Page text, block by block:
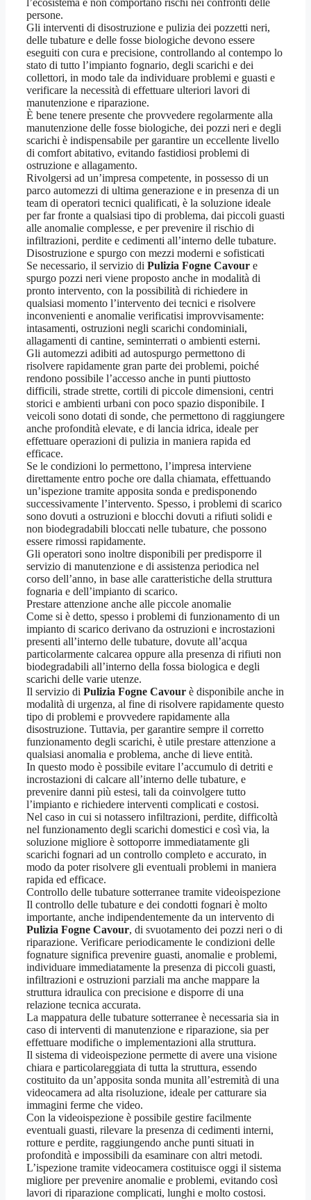
l’ecosistema e non comportano rischi nei confronti delle
persone.
Gli interventi di disostruzione e pulizia dei pozzetti neri,
delle tubature e delle fosse biologiche devono essere
eseguiti con cura e precisione, controllando al contempo lo
stato di tutto l’impianto fognario, degli scarichi e dei
collettori, in modo tale da individuare problemi e guasti e
verificare la necessità di effettuare ulteriori lavori di
manutenzione e riparazione.
È bene tenere presente che provvedere regolarmente alla
manutenzione delle fosse biologiche, dei pozzi neri e degli
scarichi è indispensabile per garantire un eccellente livello
di comfort abitativo, evitando fastidiosi problemi di
ostruzione e allagamento.
Rivolgersi ad un’impresa competente, in possesso di un
parco automezzi di ultima generazione e in presenza di un
team di operatori tecnici qualificati, è la soluzione ideale
per far fronte a qualsiasi tipo di problema, dai piccoli guasti
alle anomalie complesse, e per prevenire il rischio di
infiltrazioni, perdite e cedimenti all’interno delle tubature.
Disostruzione e spurgo con mezzi moderni e sofisticati
Se necessario, il servizio di Pulizia Fogne Cavour e
spurgo pozzi neri viene proposto anche in modalità di
pronto intervento, con la possibilità di richiedere in
qualsiasi momento l’intervento dei tecnici e risolvere
inconvenienti e anomalie verificatisi improvvisamente:
intasamenti, ostruzioni negli scarichi condominiali,
allagamenti di cantine, seminterrati o ambienti esterni.
Gli automezzi adibiti ad autospurgo permettono di
risolvere rapidamente gran parte dei problemi, poiché
rendono possibile l’accesso anche in punti piuttosto
difficili, strade strette, cortili di piccole dimensioni, centri
storici e ambienti urbani con poco spazio disponibile. I
veicoli sono dotati di sonde, che permettono di raggiungere
anche profondità elevate, e di lancia idrica, ideale per
effettuare operazioni di pulizia in maniera rapida ed
efficace.
Se le condizioni lo permettono, l’impresa interviene
direttamente entro poche ore dalla chiamata, effettuando
un’ispezione tramite apposita sonda e predisponendo
successivamente l’intervento. Spesso, i problemi di scarico
sono dovuti a ostruzioni e blocchi dovuti a rifiuti solidi e
non biodegradabili bloccati nelle tubature, che possono
essere rimossi rapidamente.
Gli operatori sono inoltre disponibili per predisporre il
servizio di manutenzione e di assistenza periodica nel
corso dell’anno, in base alle caratteristiche della struttura
fognaria e dell’impianto di scarico.
Prestare attenzione anche alle piccole anomalie
Come si è detto, spesso i problemi di funzionamento di un
impianto di scarico derivano da ostruzioni e incrostazioni
presenti all’interno delle tubature, dovute all’acqua
particolarmente calcarea oppure alla presenza di rifiuti non
biodegradabili all’interno della fossa biologica e degli
scarichi delle varie utenze.
Il servizio di Pulizia Fogne Cavour è disponibile anche in
modalità di urgenza, al fine di risolvere rapidamente questo
tipo di problemi e provvedere rapidamente alla
disostruzione. Tuttavia, per garantire sempre il corretto
funzionamento degli scarichi, è utile prestare attenzione a
qualsiasi anomalia e problema, anche di lieve entità.
In questo modo è possibile evitare l’accumulo di detriti e
incrostazioni di calcare all’interno delle tubature, e
prevenire danni più estesi, tali da coinvolgere tutto
l’impianto e richiedere interventi complicati e costosi.
Nel caso in cui si notassero infiltrazioni, perdite, difficoltà
nel funzionamento degli scarichi domestici e così via, la
soluzione migliore è sottoporre immediatamente gli
scarichi fognari ad un controllo completo e accurato, in
modo da poter risolvere gli eventuali problemi in maniera
rapida ed efficace.
Controllo delle tubature sotterranee tramite videoispezione
Il controllo delle tubature e dei condotti fognari è molto
importante, anche indipendentemente da un intervento di
Pulizia Fogne Cavour, di svuotamento dei pozzi neri o di
riparazione. Verificare periodicamente le condizioni delle
fognature significa prevenire guasti, anomalie e problemi,
individuare immediatamente la presenza di piccoli guasti,
infiltrazioni e ostruzioni parziali ma anche mappare la
struttura idraulica con precisione e disporre di una
relazione tecnica accurata.
La mappatura delle tubature sotterranee è necessaria sia in
caso di interventi di manutenzione e riparazione, sia per
effettuare modifiche o implementazioni alla struttura.
Il sistema di videoispezione permette di avere una visione
chiara e particolareggiata di tutta la struttura, essendo
costituito da un’apposita sonda munita all’estremità di una
videocamera ad alta risoluzione, ideale per catturare sia
immagini ferme che video.
Con la videoispezione è possibile gestire facilmente
eventuali guasti, rilevare la presenza di cedimenti interni,
rotture e perdite, raggiungendo anche punti situati in
profondità e impossibili da esaminare con altri metodi.
L’ispezione tramite videocamera costituisce oggi il sistema
migliore per prevenire anomalie e problemi, evitando così
lavori di riparazione complicati, lunghi e molto costosi.